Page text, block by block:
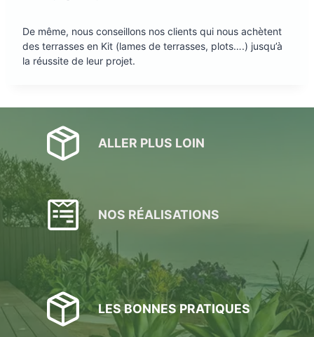
De même, nous conseillons nos clients qui nous achètent
des terrasses en Kit (lames de terrasses, plots….) jusqu’à
la réussite de leur projet.
ALLER PLUS LOIN
NOS RÉALISATIONS
LES BONNES PRATIQUES